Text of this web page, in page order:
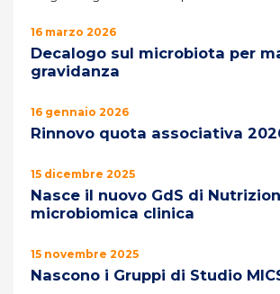
16 marzo 2026
Decalogo sul microbiota per
gravidanza
16 gennaio 2026
Rinnovo quota associativa
15 dicembre 2025
Nasce il nuovo GdS di
microbiomica clinica
15 novembre 2025
Nascono i Gruppi di Studio